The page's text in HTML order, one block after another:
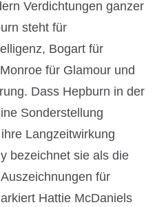
Verdichtungen ganzer
steht für
Bogart für
für Glamour und
Dass Hepburn in der
Sonderstellung
Langzeitwirkung
bezeichnet sie als die
für
Hattie McDaniels